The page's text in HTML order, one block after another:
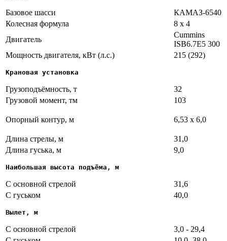
Базовое шасси
КАМАЗ-6540
Колесная формула
8 х 4
Двигатель
Cummins
ISB6.7E5 300
Мощность двигателя, кВт (л.с.)
215 (292)
Крановая установка
Грузоподъёмность, т
32
Грузовой момент, тм
103
Опорный контур, м 6,53 х 6,0
Длина стрелы, м
31,0
Длина гуська, м
9,0
Наибольшая высота подъёма, м
С основной стрелой
31,6
С гуськом
40,0
Вылет, м
С основной стрелой
3,0 - 29,4